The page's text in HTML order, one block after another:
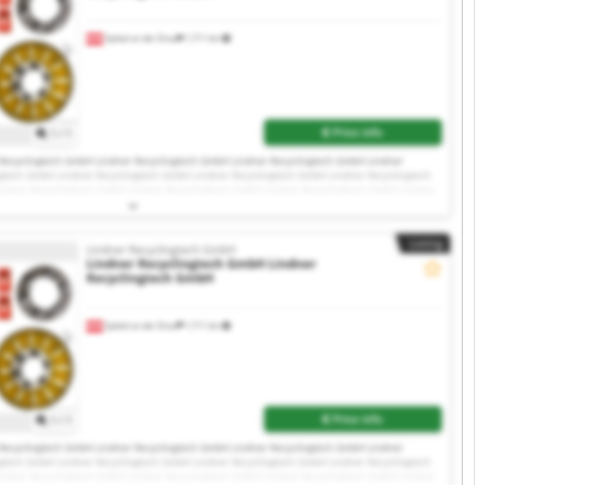
Spittal an der Drau 1,711 km
Price info
GmbH Lindner Recyclingtech GmbH Lindner Recyclingtech GmbH Lindner
GmbH Lindner Recyclingtech GmbH Lindner Recyclingtech GmbH Lindner Recyclingtech
Listing
Spittal an der Drau 1,711 km
Lindner Recyclingtech GmbH
Lindner Recyclingtech GmbHLindner
Recyclingtech GmbH
Price info
GmbH Lindner Recyclingtech GmbH Lindner Recyclingtech GmbH Lindner